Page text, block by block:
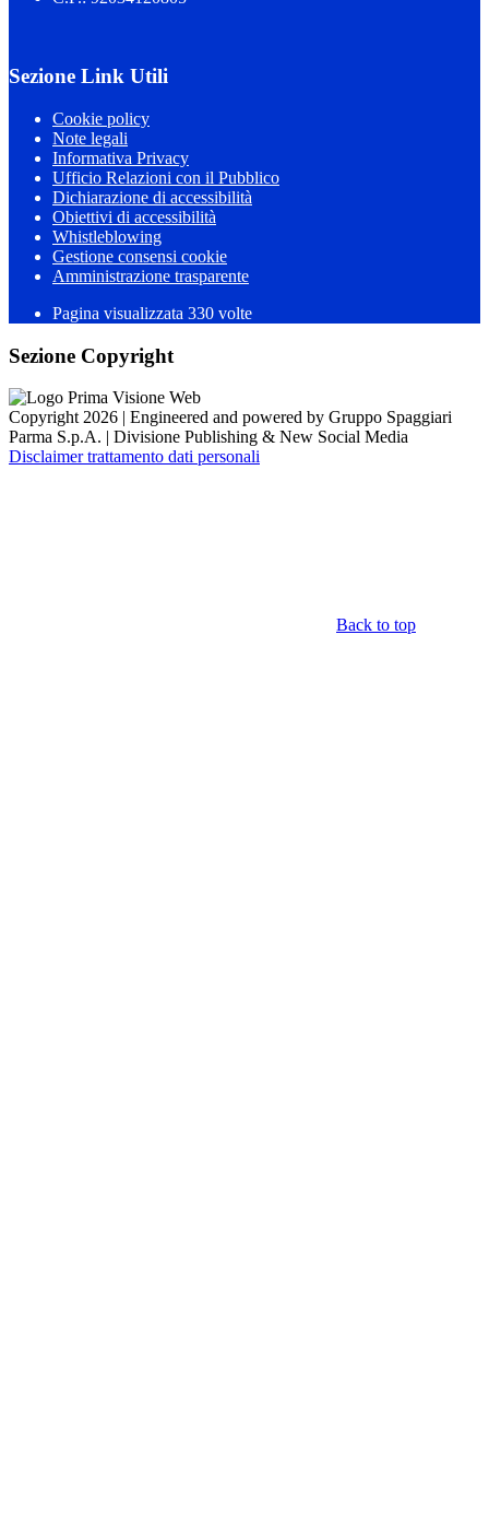
Sezione Link Utili
Cookie policy
Note legali
Informativa Privacy
Ufficio Relazioni con il Pubblico
Dichiarazione di accessibilità
Obiettivi di accessibilità
Whistleblowing
Gestione consensi cookie
Amministrazione trasparente
Pagina visualizzata 330 volte
Sezione Copyright
Copyright 2026 | Engineered and powered by Gruppo Spaggiari
Parma S.p.A. | Divisione Publishing & New Social Media
Disclaimer trattamento dati personali
Back to top